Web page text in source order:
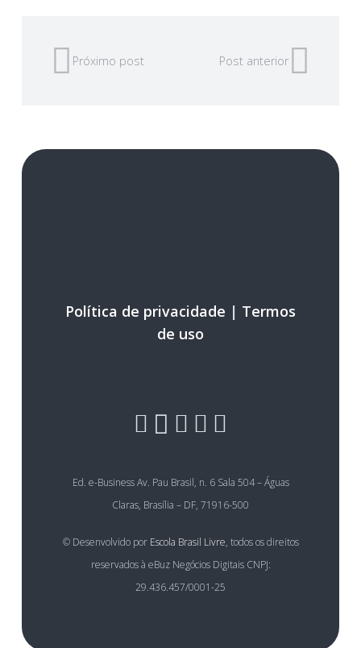
Próximo post Post anterior
Política de privacidade | Termos
de uso
Ed. e-Business Av. Pau Brasil, n. 6 Sala 504 – Águas
Claras, Brasília – DF, 71916-500
© Desenvolvido por Escola Brasil Livre, todos os direitos
reservados à eBuz Negócios Digitais CNPJ:
29.436.457/0001-25